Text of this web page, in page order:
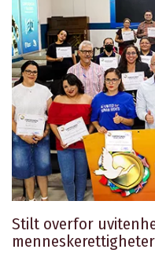
Stilt overfor
menneskerettigheter